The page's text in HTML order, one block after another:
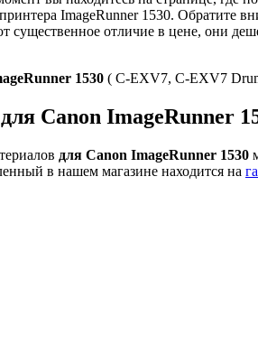
ImageRunner 1530. Обратите
отличие в цене, они
1530 ( C-EXV7, C-EXV7
Canon ImageRunner
для Canon ImageRunner 1530
в нашем магазине находится на